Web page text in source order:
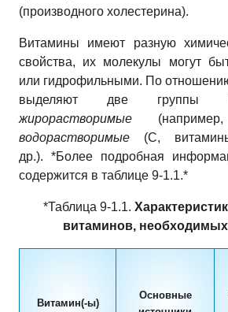
(производного холестерина).
Витамины имеют разную
свойства, их молекулы могут
или гидрофильными. По
выделяют две группы
жирорастворимые
водорастворимые (C,
др.). *Более подробная
содержится в таблице 9-1.1.*
*Таблица 9-1.1.
витаминов, необходимых
Витамин(-ы)
Основные